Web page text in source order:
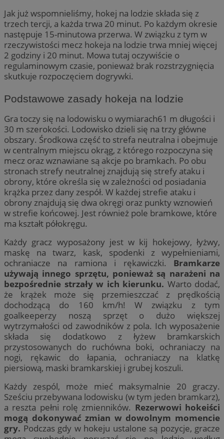
Jak już wspomnieliśmy, hokej na lodzie składa się z
trzech tercji, a każda trwa 20 minut. Po każdym okresie
następuje 15-minutowa przerwa. W związku z tym w
rzeczywistości mecz hokeja na lodzie trwa mniej więcej
2 godziny i 20 minut. Mowa tutaj oczywiście o
regulaminowym czasie, ponieważ brak rozstrzygnięcia
skutkuje rozpoczęciem dogrywki.
Podstawowe zasady hokeja na lodzie
Gra toczy się na lodowisku o wymiarach61 m długości i
30 m szerokości. Lodowisko dzieli się na trzy główne
obszary. Środkowa część to strefa neutralna i obejmuje
w centralnym miejscu okrąg, z którego rozpoczyna się
mecz oraz wznawiane są akcje po bramkach. Po obu
stronach strefy neutralnej znajdują się strefy ataku i
obrony, które określa się w zależności od posiadania
krążka przez dany zespół. W każdej strefie ataku i
obrony znajdują się dwa okręgi oraz punkty wznowień
w strefie końcowej. Jest również pole bramkowe, które
ma kształt półokręgu.
Każdy gracz wyposażony jest w kij hokejowy, łyżwy,
maskę na twarz, kask, spodenki z wypełnieniami,
ochraniacze na ramiona i rękawiczki. Bramkarze
używają innego sprzętu, ponieważ są narażeni na
bezpośrednie strzały w ich kierunku. Warto dodać,
że krążek może się przemieszczać z prędkością
dochodzącą do 160 km/h! W związku z tym
goalkeeperzy noszą sprzęt o dużo większej
wytrzymałości od zawodników z pola. Ich wyposażenie
składa się dodatkowo z łyżew bramkarskich
przystosowanych do ruchówna boki, ochraniaczy na
nogi, rękawic do łapania, ochraniaczy na klatkę
piersiową, maski bramkarskiej i grubej koszuli.
Każdy zespól, może mieć maksymalnie 20 graczy.
Sześciu przebywana lodowisku (w tym jeden bramkarz),
a reszta pełni rolę zmienników. Rezerwowi hokeiści
mogą dokonywać zmian w dowolnym momencie
gry. Podczas gdy w hokeju ustalone są pozycje, gracze